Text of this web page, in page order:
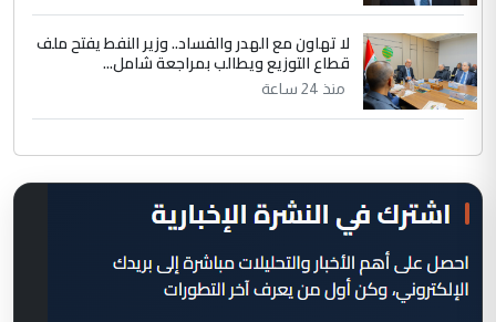
لا تهاون مع الهدر والفساد.. وزير النفط يفتح ملف
قطاع التوزيع ويطالب بمراجعة شامل...
منذ 24 ساعة